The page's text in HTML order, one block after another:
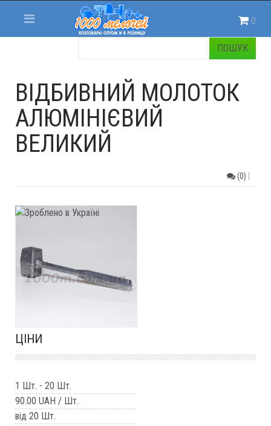
0
ВІДБИВНИЙ МОЛОТОК
АЛЮМІНІЄВИЙ
ВЕЛИКИЙ
(0)
ЦІНИ
1 Шт. - 20 Шт.
90.00 UAH / Шт.
від 20 Шт.